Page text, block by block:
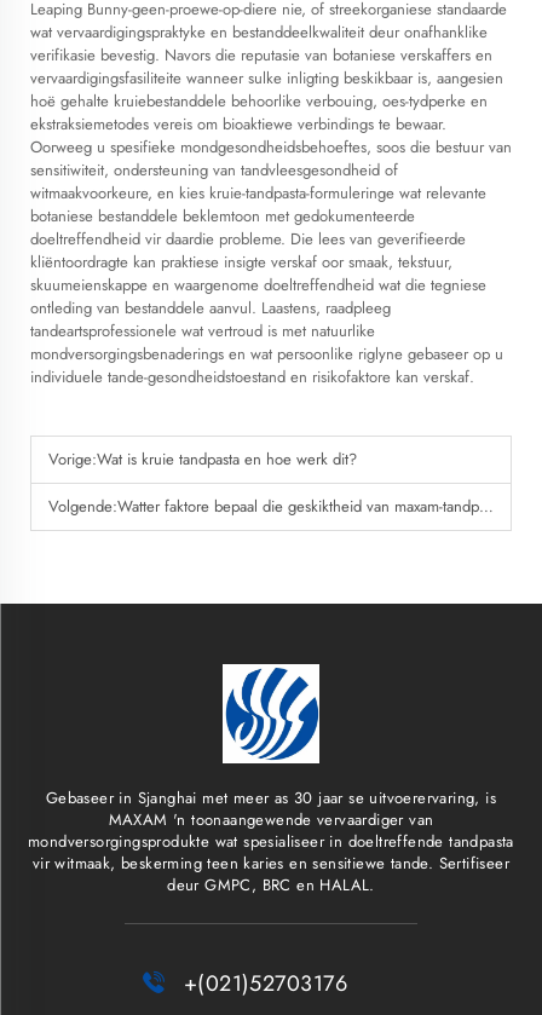
Leaping Bunny-geen-proewe-op-diere nie, of streekorganiese standaarde
wat vervaardigingspraktyke en bestanddeelkwaliteit deur onafhanklike
verifikasie bevestig. Navors die reputasie van botaniese verskaffers en
vervaardigingsfasiliteite wanneer sulke inligting beskikbaar is, aangesien
hoë gehalte kruiebestanddele behoorlike verbouing, oes-tydperke en
ekstraksiemetodes vereis om bioaktiewe verbindings te bewaar.
Oorweeg u spesifieke mondgesondheidsbehoeftes, soos die bestuur van
sensitiwiteit, ondersteuning van tandvleesgesondheid of
witmaakvoorkeure, en kies kruie-tandpasta-formuleringe wat relevante
botaniese bestanddele beklemtoon met gedokumenteerde
doeltreffendheid vir daardie probleme. Die lees van geverifieerde
kliëntoordragte kan praktiese insigte verskaf oor smaak, tekstuur,
skuumeienskappe en waargenome doeltreffendheid wat die tegniese
ontleding van bestanddele aanvul. Laastens, raadpleeg
tandeartsprofessionele wat vertroud is met natuurlike
mondversorgingsbenaderings en wat persoonlike riglyne gebaseer op u
individuele tande-gesondheidstoestand en risikofaktore kan verskaf.
Vorige:Wat is kruie tandpasta en hoe werk dit?
Volgende:Watter faktore bepaal die geskiktheid van maxam-tandpasta?
Gebaseer in Sjanghai met meer as 30 jaar se uitvoerervaring, is
MAXAM 'n toonaangewende vervaardiger van
mondversorgingsprodukte wat spesialiseer in doeltreffende tandpasta
vir witmaak, beskerming teen karies en sensitiewe tande. Sertifiseer
deur GMPC, BRC en HALAL.
 +(021)52703176